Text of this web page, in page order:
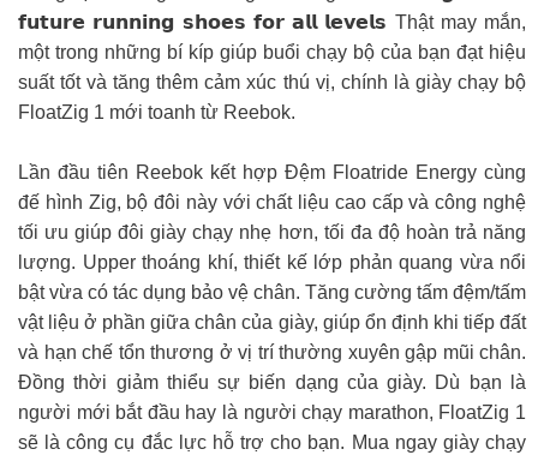
𝗳𝘂𝘁𝘂𝗿𝗲 𝗿𝘂𝗻𝗻𝗶𝗻𝗴 𝘀𝗵𝗼𝗲𝘀 𝗳𝗼𝗿 𝗮𝗹𝗹 𝗹𝗲𝘃𝗲𝗹𝘀 Thật may mắn,
một trong những bí kíp giúp buổi chạy bộ của bạn đạt hiệu
suất tốt và tăng thêm cảm xúc thú vị, chính là giày chạy bộ
FloatZig 1 mới toanh từ Reebok.
Lần đầu tiên Reebok kết hợp Đệm Floatride Energy cùng
đế hình Zig, bộ đôi này với chất liệu cao cấp và công nghệ
tối ưu giúp đôi giày chạy nhẹ hơn, tối đa độ hoàn trả năng
lượng. Upper thoáng khí, thiết kế lớp phản quang vừa nổi
bật vừa có tác dụng bảo vệ chân. Tăng cường tấm đệm/tấm
vật liệu ở phần giữa chân của giày, giúp ổn định khi tiếp đất
và hạn chế tổn thương ở vị trí thường xuyên gập mũi chân.
Đồng thời giảm thiểu sự biến dạng của giày. Dù bạn là
người mới bắt đầu hay là người chạy marathon, FloatZig 1
sẽ là công cụ đắc lực hỗ trợ cho bạn. Mua ngay giày chạy